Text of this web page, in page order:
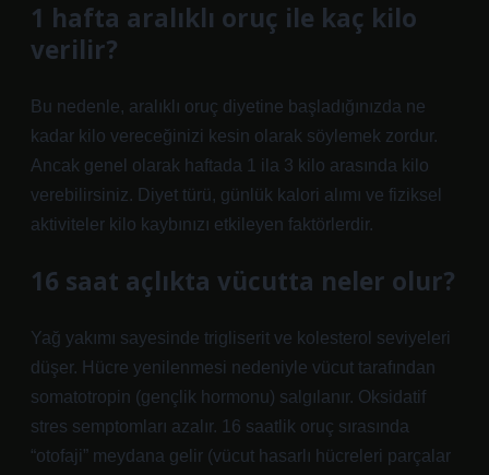
1 hafta aralıklı oruç ile kaç kilo
verilir?
Bu nedenle, aralıklı oruç diyetine başladığınızda ne
kadar kilo vereceğinizi kesin olarak söylemek zordur.
Ancak genel olarak haftada 1 ila 3 kilo arasında kilo
verebilirsiniz. Diyet türü, günlük kalori alımı ve fiziksel
aktiviteler kilo kaybınızı etkileyen faktörlerdir.
16 saat açlıkta vücutta neler olur?
Yağ yakımı sayesinde trigliserit ve kolesterol seviyeleri
düşer. Hücre yenilenmesi nedeniyle vücut tarafından
somatotropin (gençlik hormonu) salgılanır. Oksidatif
stres semptomları azalır. 16 saatlik oruç sırasında
“otofaji” meydana gelir (vücut hasarlı hücreleri parçalar